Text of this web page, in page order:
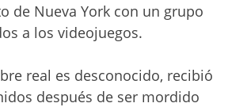
de Nueva York con un grupo
a los videojuegos.
real es desconocido, recibió
después de ser mordido